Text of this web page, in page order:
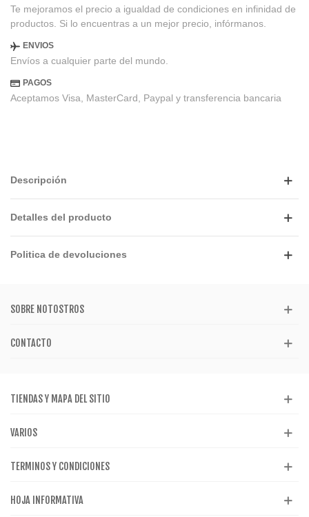
Te mejoramos el precio a igualdad de condiciones en infinidad de
productos. Si lo encuentras a un mejor precio, infórmanos.
ENVIOS
Envíos a cualquier parte del mundo.
PAGOS
Aceptamos Visa, MasterCard, Paypal y transferencia bancaria
Descripción
Detalles del producto
Politica de devoluciones
SOBRE NOTOSTROS
CONTACTO
TIENDAS Y MAPA DEL SITIO
VARIOS
TERMINOS Y CONDICIONES
HOJA INFORMATIVA